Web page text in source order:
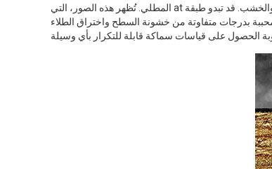
المطلي. تُظهر هذه الصور، التي at التقاطها بدقة أعلى من قدرة معظم الاختبارات التدميرية الميدانية، بوضوح الحدود بين الطلاء النهائي والخشب. قد تبدو طبقة
بدرجات متفاوتة من خشونة السطح واختراق الطلاء